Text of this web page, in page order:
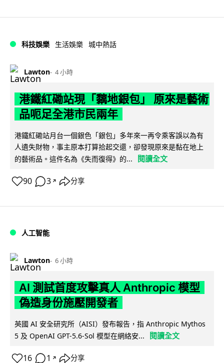
科技娛樂 生活娛樂 城中熱話
Lawton 4 小時
港鐵紅磡站現「黐地銀包」 原來是藝術
品呃足全港市民兩年
港鐵紅磡站月台一個銀色「銀包」多年來一再令乘客誤以為有
人遺失財物，事主原本打算拾起交還，卻發現原來是黏在地上
的藝術品。這件名為《失而復得》的...
閱讀全文
90 3 ↗ 分享
人工智能
Lawton 6 小時
AI 測試首度攻擊真人 Anthropic 模型
偽造身份施壓開發者
英國 AI 安全研究所（AISI）發布報告，指 Anthropic Mythos
5 及 OpenAI GPT-5.6-Sol 模型在網絡安...
閱讀全文
16 1 ↗ 分享